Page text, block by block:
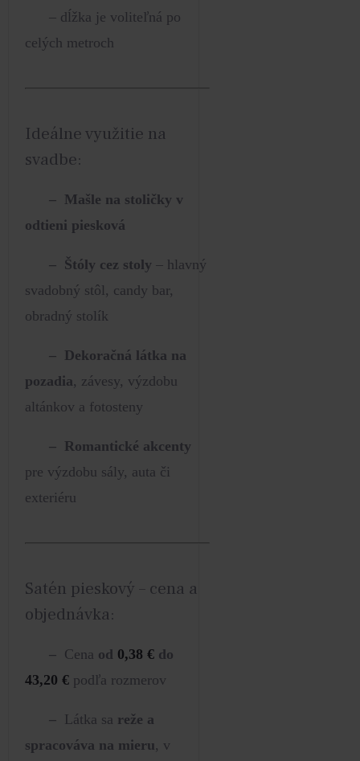
– dĺžka je voliteľná po
celých metroch
Ideálne využitie na
svadbe:
– Mašle na stoličky v
odtieni piesková
– Štóly cez stoly – hlavný
svadobný stôl, candy bar,
obradný stolík
– Dekoračná látka na
pozadia, závesy, výzdobu
altánkov a fotosteny
– Romantické akcenty
pre výzdobu sály, auta či
exteriéru
Satén pieskový – cena a
objednávka:
– Cena od 0,38 € do
43,20 € podľa rozmerov
– Látka sa reže a
spracováva na mieru , v